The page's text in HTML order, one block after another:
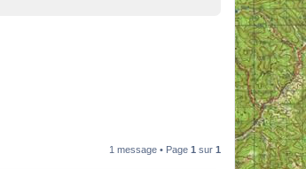
1 message • Page 1 sur 1